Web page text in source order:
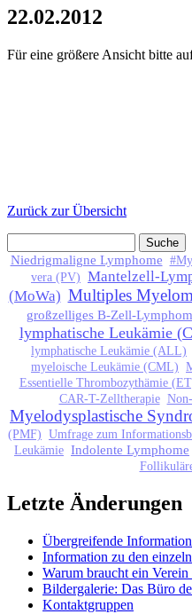
22.02.2012
Für eine größere Ansicht bitte
Zurück zur Übersicht
Suchformular
Niedrigmaligne Lymphome
vera (PV) Mantelzell-
(MoWa) Multiples
großzelliges B-Zell-Lymphom
lymphatische Leukämie
lymphatische Leukämie (ALL)
myeloische Leukämie (CML)
Essentielle Thrombozythämie
CAR-T-Zelltherapie
Myelodysplastische
(PMF) Umfrage zum
Leukämie Indolente Lymphome
Letzte Änderungen
Übergreifende
Information zu den
Warum braucht ein
Bildergalerie: Das Büro
Kontaktgruppen